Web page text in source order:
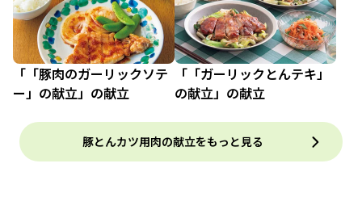
「「豚肉のガーリックソテ
ー」の献立」の献立
「「ガーリックとんテキ」
の献立」の献立
豚とんカツ用肉の献立をもっと見る